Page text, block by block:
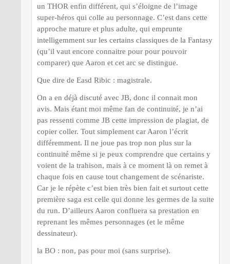
un THOR enfin différent, qui s’éloigne de l’image
super-héros qui colle au personnage. C’est dans cette
approche mature et plus adulte, qui emprunte
intelligemment sur les certains classiques de la Fantasy
(qu’il vaut encore connaitre pour pour pouvoir
comparer) que Aaron et cet arc se distingue.
Que dire de Easd Ribic : magistrale.
On a en déjà discuté avec JB, donc il connait mon
avis. Mais étant moi même fan de continuité, je n’ai
pas ressenti comme JB cette impression de plagiat, de
copier coller. Tout simplement car Aaron l’écrit
différemment. Il ne joue pas trop non plus sur la
continuité même si je peux comprendre que certains y
voient de la trahison, mais à ce moment là on remet à
chaque fois en cause tout changement de scénariste.
Car je le répète c’est bien très bien fait et surtout cette
première saga est celle qui donne les germes de la suite
du run. D’ailleurs Aaron confluera sa prestation en
reprenant les mêmes personnages (et le même
dessinateur).
la BO : non, pas pour moi (sans surprise).